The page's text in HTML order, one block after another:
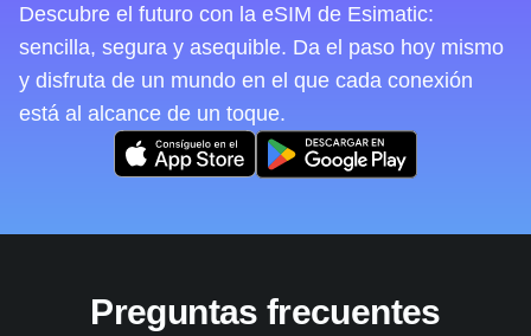
Descubre el futuro con la eSIM de Esimatic:
sencilla, segura y asequible. Da el paso hoy mismo
y disfruta de un mundo en el que cada conexión
está al alcance de un toque.
Preguntas frecuentes